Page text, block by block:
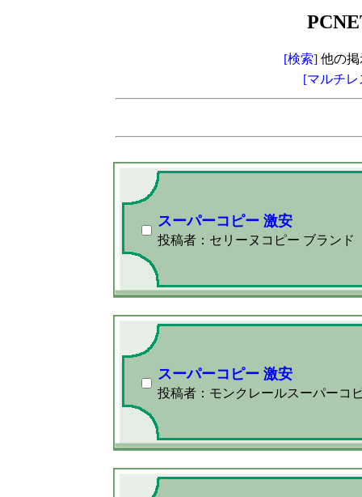
[検索] 他の
[マルチ
スーパーコピー 激安
投稿者：セリーヌコピー ブランド
スーパーコピー 激安
投稿者：モンクレールスーパーコ